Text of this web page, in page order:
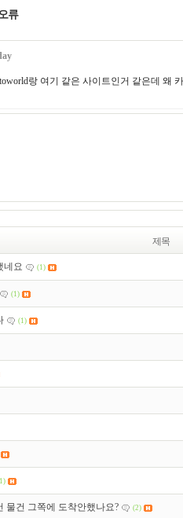
류
랑 여기 같은 사이트인거 같은데 왜
제목
네요 (1)
(1)
(1)
물건 그쪽에 도착안했나요? (2)